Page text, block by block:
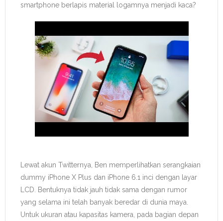
smartphone berlapis material logamnya menjadi kaca?
Lewat akun Twitternya, Ben memperlihatkan serangkaian
dummy iPhone X Plus dan iPhone 6.1 inci dengan layar
LCD. Bentuknya tidak jauh tidak sama dengan rumor
yang selama ini telah banyak beredar di dunia maya.
Untuk ukuran atau kapasitas kamera, pada bagian depan